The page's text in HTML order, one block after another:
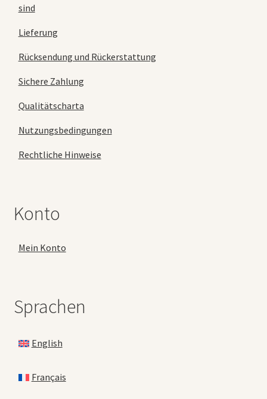
sind
Lieferung
Rücksendung und Rückerstattung
Sichere Zahlung
Qualitätscharta
Nutzungsbedingungen
Rechtliche Hinweise
Konto
Mein Konto
Sprachen
English
Français